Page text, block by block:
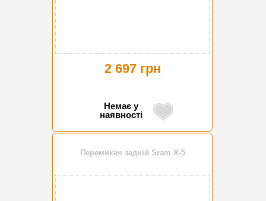
2 697 грн
Немає у
наявності
Перемикач задній Sram X-5